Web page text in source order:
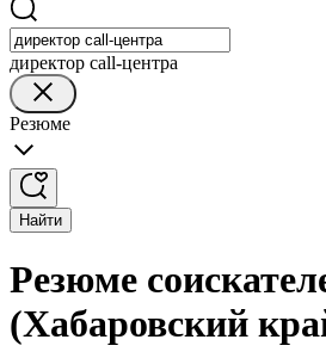
директор call-центра
Резюме
Найти
Резюме
(Хабаровский